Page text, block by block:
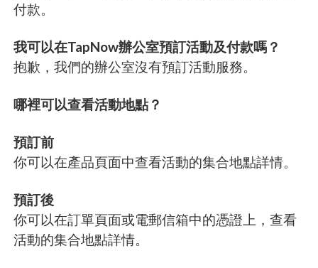
付款。
我可以在TapNow辦公室預訂活動及付款嗎？
抱歉，我們的辦公室沒有預訂活動服務。
哪裡可以查看活動地點？
預訂前
你可以在產品頁面中查看活動的集合地點詳情。
預訂後
你可以在訂單頁面或電郵信箱中的憑證上，查看
活動的集合地點詳情。